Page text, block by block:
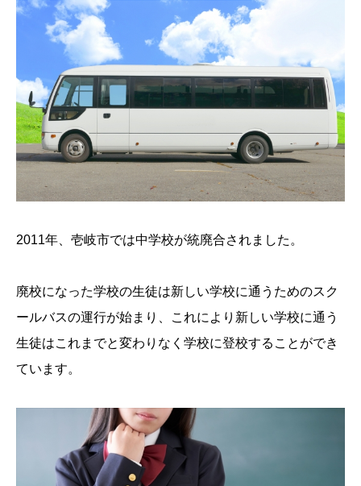
2011年、壱岐市では中学校が統廃合されました。
廃校になった学校の生徒は新しい学校に通うためのスク
ールバスの運行が始まり、これにより新しい学校に通う
生徒はこれまでと変わりなく学校に登校することができ
ています。